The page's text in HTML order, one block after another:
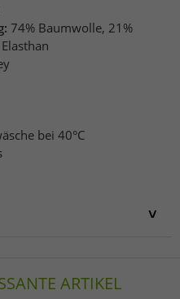
74% Baumwolle, 21%
bei 40°C
ARTIKEL